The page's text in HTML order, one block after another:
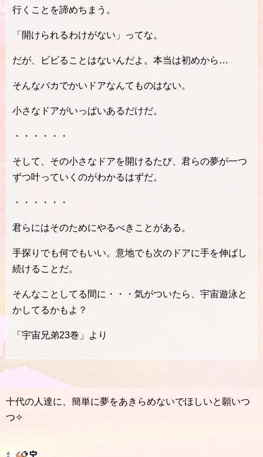
行くことを諦めちまう。
「開けられるわけがない」ってな。
だが、ビビることはないんだよ。本当は初めから…
そんなバカでかいドアなんてものはない。
小さなドアがいっぱいあるだけだ。
・・・・・・
そして、その小さなドアを開けるたび、君らの夢が一つ
ずつ叶っていくのがわかるはずだ。
・・・・・・
君らにはそのためにやるべきことがある。
手探りでも何でもいい。意地でも次のドアに手を伸ばし
続けることだ。
そんなことしてる間に・・・気がついたら、宇宙遊泳と
かしてるかもよ？
「宇宙兄弟23巻」より
十代の人達に、簡単に夢をあきらめないでほしいと願いつ
つ✧